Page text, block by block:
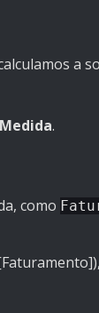
a
.
como